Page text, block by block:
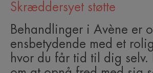
Skræddersyet støtte
Behandlinger i Avène er
ensbetydende med et
hvor du får tid til dig selv.